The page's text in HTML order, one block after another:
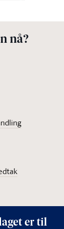
nå?
er til